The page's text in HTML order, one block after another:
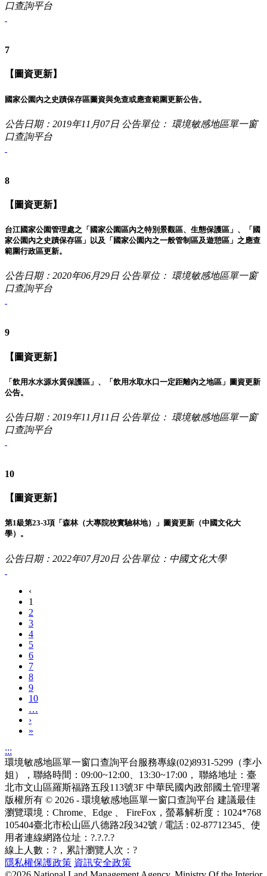
口查詢平台
7
【圖資更新】
國家公園內之史蹟保存區圖資與免查或應查範圍更新公告。
公告日期：2019年11月07日 公告單位： 環境敏感地區單一窗
口查詢平台
8
【圖資更新】
台江國家公園管理處之「國家公園區內之特別景觀區、生態保護區」、「國
家公園內之史蹟保存區」以及「國家公園內之一般管制區及遊憩區」之應查
範圍行政區更新。
公告日期：2020年06月29日 公告單位： 環境敏感地區單一窗
口查詢平台
9
【圖資更新】
「飲用水水源水質保護區」、「飲用水取水口一定距離內之地區」圖資更新
公告。
公告日期：2019年11月11日 公告單位： 環境敏感地區單一窗
口查詢平台
10
【圖資更新】
第1級第23-3項「森林（大專院校實驗林地）」圖資更新（中國文化大
學）。
公告日期：2022年07月20日 公告單位：中國文化大學
‹
1
2
3
4
5
6
7
8
9
10
…
›
»
:::
環境敏感地區單一窗口查詢平台服務專線(02)8931-5299（李小
姐），聯絡時間：09:00~12:00、13:30~17:00， 聯絡地址：臺
北市文山區羅斯福路五段113號3F 中華民國內政部國土管理署
版權所有 © 2026 - 環境敏感地區單一窗口查詢平台 建議最佳
瀏覽環境：Chrome、Edge 、 FireFox，螢幕解析度：1024*768
105404臺北市松山區八德路2段342號 / 電話 : 02-87712345 、使
用者連線網路位址：?.?.?.?
線上人數： ? ，累計瀏覽人次： ?
隱私權保護政策 資訊安全政策